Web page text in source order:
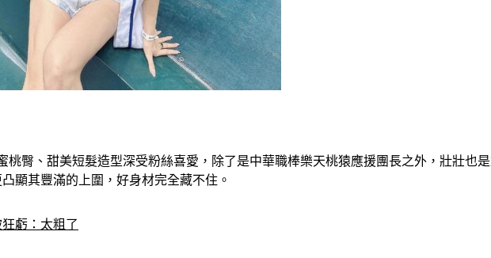
臀、甜美短髮造型深受粉絲喜愛，除了是中華職棒樂天桃猿應援團長之外，壯壯也
顯其豐滿的上圍，好身材完全藏不住。
虧：太粗了